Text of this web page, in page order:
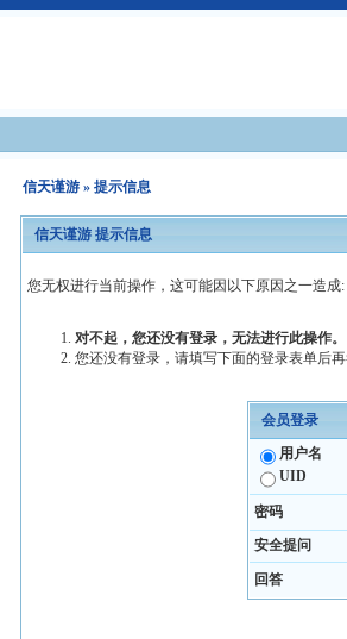
信天谨游 » 提示信息
信天谨游 提示信息
您无权进行当前操作，这可能因以下原因之一造成:
对不起，您还没有登录，无法进行此操作。
您还没有登录，请填写下面的登录表单后再
会员登录
用户名
UID
密码
安全提问
回答